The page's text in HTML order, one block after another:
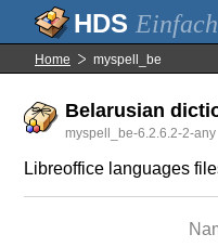
Einfach
Home myspell_be
Belarusian
myspell_be-6.2.6.2-2-any
Libreoffice languages